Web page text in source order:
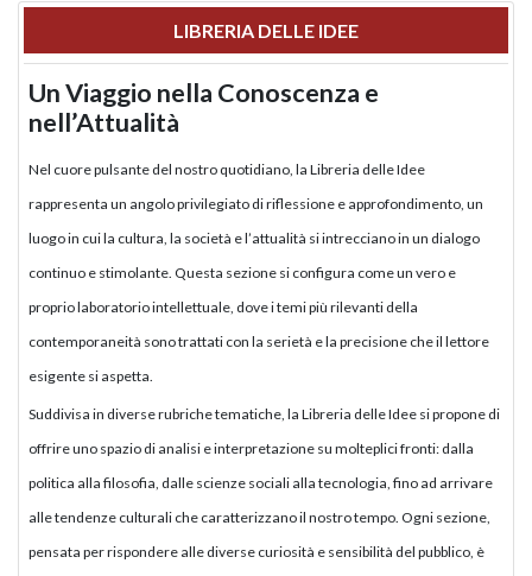
LIBRERIA DELLE IDEE
Un Viaggio nella Conoscenza e
nell’Attualità
Nel cuore pulsante del nostro quotidiano, la Libreria delle Idee
rappresenta un angolo privilegiato di riflessione e approfondimento, un
luogo in cui la cultura, la società e l’attualità si intrecciano in un dialogo
continuo e stimolante. Questa sezione si configura come un vero e
proprio laboratorio intellettuale, dove i temi più rilevanti della
contemporaneità sono trattati con la serietà e la precisione che il lettore
esigente si aspetta.
Suddivisa in diverse rubriche tematiche, la Libreria delle Idee si propone di
offrire uno spazio di analisi e interpretazione su molteplici fronti: dalla
politica alla filosofia, dalle scienze sociali alla tecnologia, fino ad arrivare
alle tendenze culturali che caratterizzano il nostro tempo. Ogni sezione,
pensata per rispondere alle diverse curiosità e sensibilità del pubblico, è